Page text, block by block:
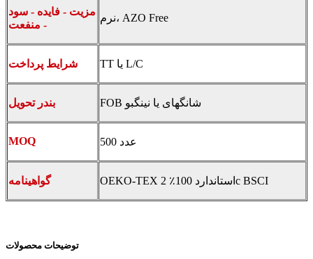
مزیت - فایده - سود
- منفعت
نرم، AZO Free
شرایط پرداخت TT یا L/C
بندر تحویل FOB شانگهای یا نینگبو
MOQ 500 عدد
گواهینامه OEKO-TEX استاندارد 100٪ 2c BSCI
توضیحات محصولات